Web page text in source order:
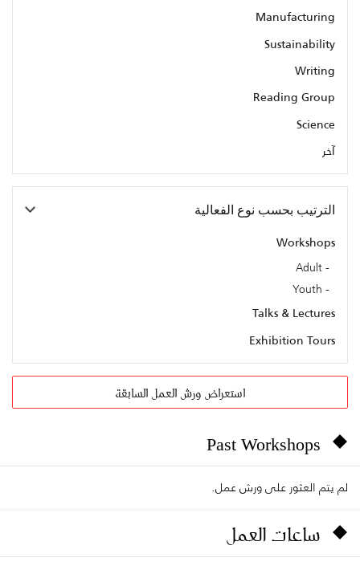
Manufacturing
Sustainability
Writing
Reading Group
Science
آخر
الترتيب بحسب نوع الفعالية
Workshops
Adult
Youth
Talks & Lectures
Exhibition Tours
استعراض ورش العمل السابقة
Past Workshops
لم يتم العثور على ورش عمل.
ساعات العمل